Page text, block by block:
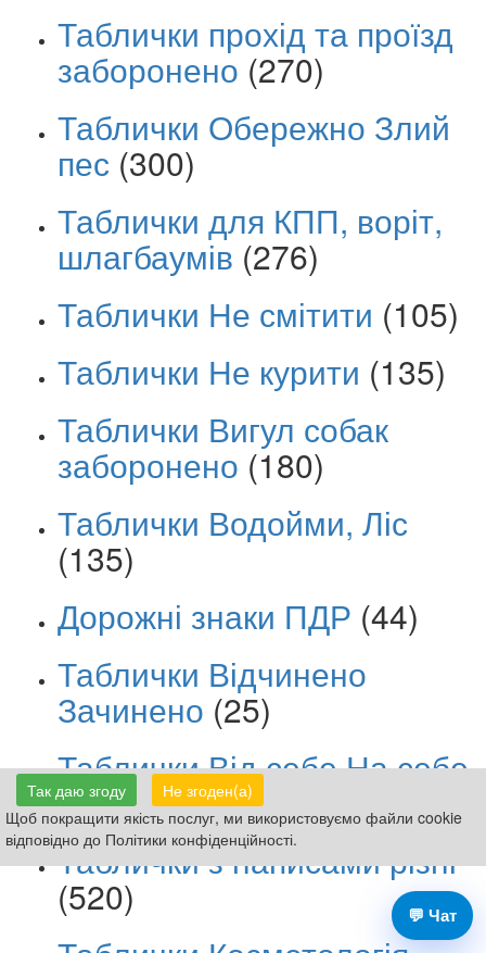
Так даю згоду
Не згоден(а)
Щоб покращити якість послуг, ми використовуємо файли cookie
відповідно до Політики конфіденційності.
Таблички прохід та проїзд
заборонено (270)
Таблички Обережно Злий
пес (300)
Таблички для КПП, воріт,
шлагбаумів (276)
Таблички Не смітити (105)
Таблички Не курити (135)
Таблички Вигул собак
заборонено (180)
Таблички Водойми, Ліс
(135)
Дорожні знаки ПДР (44)
Таблички Відчинено
Зачинено (25)
Таблички Від себе На себе
(35)
Таблички з написами різні
(520)
💬 Чат